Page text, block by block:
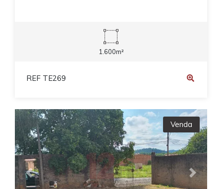
1.600m²
REF TE269
Previous Next
Venda